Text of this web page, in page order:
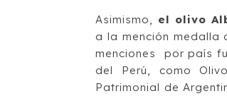
Asimismo, el olivo
a la mención medalla
menciones por país
del Perú, como
Patrimonial de